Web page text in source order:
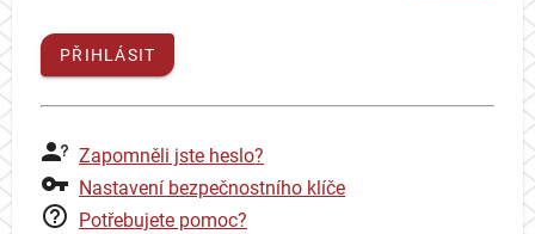
PŘIHLÁSIT
Zapomněli jste heslo?
Nastavení bezpečnostního klíče
Potřebujete pomoc?